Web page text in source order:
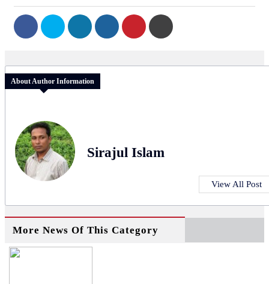
About Author Information
Sirajul Islam
View All Post
More News Of This Category